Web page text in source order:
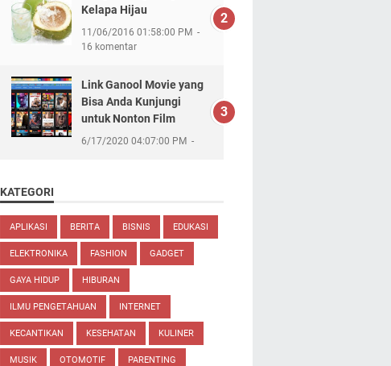
Kelapa Hijau
11/06/2016 01:58:00 PM
16 komentar
Link Ganool Movie yang
Bisa Anda Kunjungi
untuk Nonton Film
6/17/2020 04:07:00 PM
KATEGORI
APLIKASI BERITA BISNIS EDUKASI
ELEKTRONIKA FASHION GADGET
GAYA HIDUP HIBURAN
ILMU PENGETAHUAN INTERNET
KECANTIKAN KESEHATAN KULINER
MUSIK OTOMOTIF PARENTING